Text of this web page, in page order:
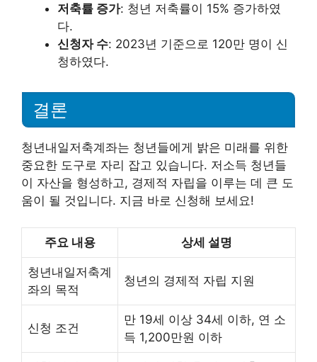
저축률 증가: 청년 저축률이 15% 증가하였
다.
신청자 수: 2023년 기준으로 120만 명이 신
청하였다.
결론
청년내일저축계좌는 청년들에게 밝은 미래를 위한
중요한 도구로 자리 잡고 있습니다. 저소득 청년들
이 자산을 형성하고, 경제적 자립을 이루는 데 큰 도
움이 될 것입니다. 지금 바로 신청해 보세요!
주요 내용 상세 설명
청년내일저축계
좌의 목적
청년의 경제적 자립 지원
신청 조건
만 19세 이상 34세 이하, 연 소
득 1,200만원 이하